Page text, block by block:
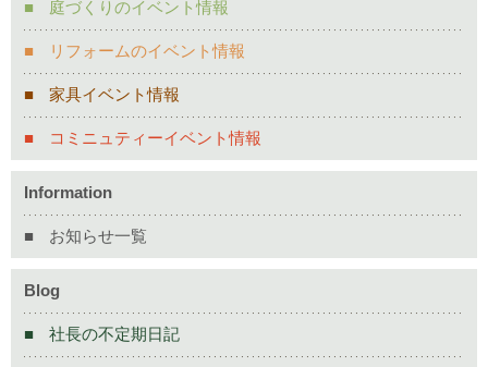
庭づくりのイベント情報
リフォームのイベント情報
家具イベント情報
コミニュティーイベント情報
Information
お知らせ一覧
Blog
社長の不定期日記